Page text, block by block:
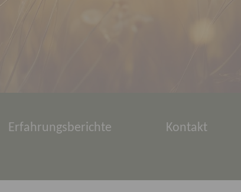
Erfahrungsberichte Kontakt